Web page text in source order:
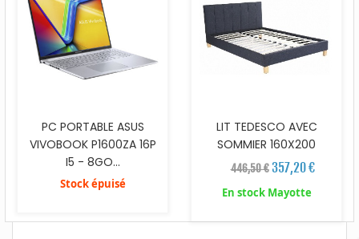
PC PORTABLE ASUS
VIVOBOOK P1600ZA 16P
I5 - 8GO...
Stock épuisé
LIT TEDESCO AVEC
SOMMIER 160X200
446,50 € 357,20 €
En stock Mayotte